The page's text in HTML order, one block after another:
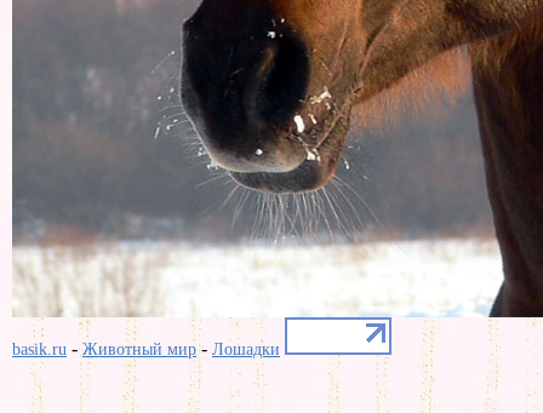
basik.ru -Животный мир- Лошадки